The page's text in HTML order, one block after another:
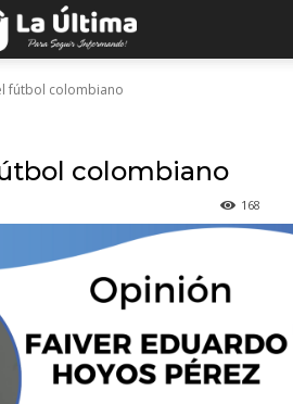
fútbol colombiano
colombiano
168